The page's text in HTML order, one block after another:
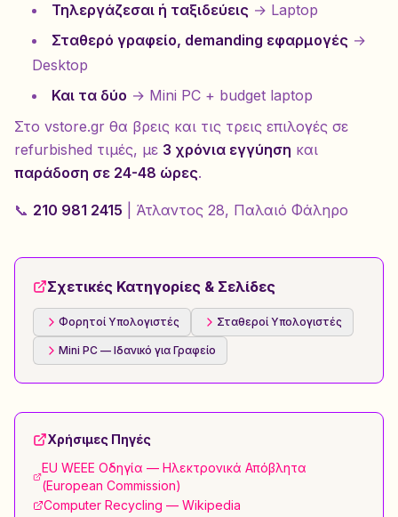
Τηλεργάζεσαι ή ταξιδεύεις → Laptop
Σταθερό γραφείο, demanding εφαρμογές →
Desktop
Και τα δύο → Mini PC + budget laptop
Στο vstore.gr θα βρεις και τις τρεις επιλογές σε
refurbished τιμές, με 3 χρόνια εγγύηση και
παράδοση σε 24-48 ώρες.
📞 210 981 2415 | Άτλαντος 28, Παλαιό Φάληρο
Σχετικές Κατηγορίες & Σελίδες
Φορητοί Υπολογιστές Σταθεροί Υπολογιστές
Mini PC — Ιδανικό για Γραφείο
Χρήσιμες Πηγές
EU WEEE Οδηγία — Ηλεκτρονικά Απόβλητα
(European Commission)
Computer Recycling — Wikipedia